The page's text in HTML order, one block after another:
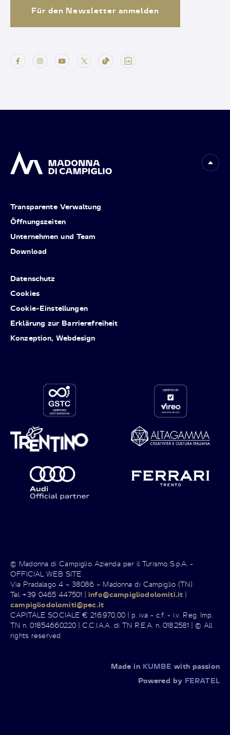
Für den Newsletter anmelden
Transparente Verwaltung
Öffnungszeiten
Unternehmen und Team
Download
Datenschutz
Cookies
Cookie-Einstellungen
Erklärung zur Barrierefreiheit
Konzeption, Webdesign
© Madonna di Campiglio Azienda per il Turismo S.p.A. -
OFFICIAL WEB SITE
Via Pradalago 4 – 38086 – Madonna di Campiglio (TN)
Tel +39 0465 447501 |info@campigliodolomiti.it |
campigliodolomiti@pec.it
CAPITALE SOCIALE € 216.970,00 | p. iva - c.f. - i.v. Reg. Imp.
TN n. 01854660220 | C.C.I.A.A. di TN R.E.A. n. 0182581 | © All
rights reserved
Made in KUMBE with passion
Powered by FERATEL